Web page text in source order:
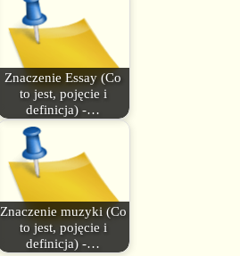
Znaczenie Essay (Co
to jest, pojęcie i
definicja) -…
Znaczenie muzyki (Co
to jest, pojęcie i
definicja) -…